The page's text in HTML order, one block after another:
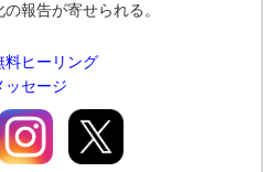
の報告が寄せられる。
料ヒーリング
ッセージ